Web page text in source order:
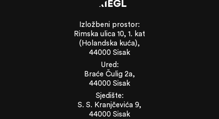
Izložbeni prostor:
Rimska ulica 10, 1. kat
(Holandska kuća),
44000 Sisak
Ured:
Braće Čulig 2a,
44000 Sisak
Sjedište:
S. S. Kranjčevića 9,
44000 Sisak